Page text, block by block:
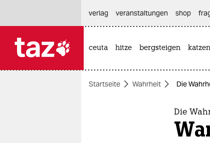
themen
verlag
veranstaltungen shop
ceuta hitze bergsteigen katzen
Startseite Wahrheit Die
Die